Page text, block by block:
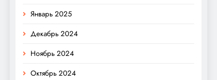
Январь 2025
Декабрь 2024
Ноябрь 2024
Октябрь 2024